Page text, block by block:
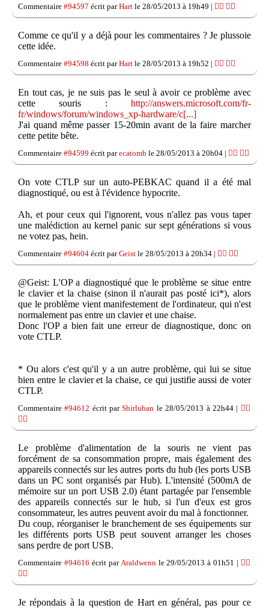
Commentaire #94597 écrit parHart le 28/05/2013 à 19h49 | 👍🏽 👎🏽
Comme ce qu'il y a déjà pour les commentaires ? Je plussoie
cette idée.
Commentaire #94598 écrit parHart le 28/05/2013 à 19h52 | 👍🏽 👎🏽
En tout cas, je ne suis pas le seul à avoir ce problème avec
cette souris : http://answers.microsoft.com/fr-
fr/windows/forum/windows_xp-hardware/c[...]
J'ai quand même passer 15-20min avant de la faire marcher
cette petite bête.
Commentaire #94599 écrit parecatomb le 28/05/2013 à 20h04 | 👍🏽 👎🏽
On vote CTLP sur un auto-PEBKAC quand il a été mal
diagnostiqué, ou est à l'évidence hypocrite.
Ah, et pour ceux qui l'ignorent, vous n'allez pas vous taper
une malédiction au kernel panic sur sept générations si vous
ne votez pas, hein.
Commentaire #94604 écrit parGeist le 28/05/2013 à 20h34 | 👍🏽 👎🏽
@Geist: L'OP a diagnostiqué que le problème se situe entre
le clavier et la chaise (sinon il n'aurait pas posté ici*), alors
que le problème vient manifestement de l'ordinateur, qui n'est
normalement pas entre un clavier et une chaise.
Donc l'OP a bien fait une erreur de diagnostique, donc on
vote CTLP.
* Ou alors c'est qu'il y a un autre problème, qui lui se situe
bien entre le clavier et la chaise, ce qui justifie aussi de voter
CTLP.
Commentaire#94612 écrit parShirluban le 28/05/2013 à 22h44 | 👍🏽
👎🏽
Le problème d'alimentation de la souris ne vient pas
forcément de sa consommation propre, mais également des
appareils connectés sur les autres ports du hub (les ports USB
dans un PC sont organisés par Hub). L'intensité (500mA de
mémoire sur un port USB 2.0) étant partagée par l'ensemble
des appareils connectés sur le hub, si l'un d'eux est gros
consommateur, les autres peuvent avoir du mal à fonctionner.
Du coup, réorganiser le branchement de ses équipements sur
les différents ports USB peut souvent arranger les choses
sans perdre de port USB.
Commentaire #94616 écrit parAraldwennle 29/05/2013 à 01h51 | 👍🏽
👎🏽
Je répondais à la question de Hart en général, pas pour ce